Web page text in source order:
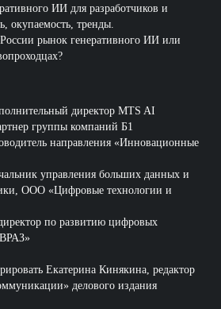
ИИ для разработчиков и
окупаемость, тренды.
рынок генеративного ИИ или
директор MTS AI
группы компаний Б1
направления «Инновационные
управления больших данных и
ООО «Цифровые технологии и
по развитию цифровых
Екатерина Кинякина, редактор
делового издания